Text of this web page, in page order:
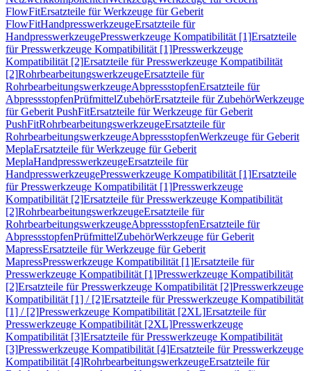
FlowFitErsatzteile für Werkzeuge für Geberit
FlowFitHandpresswerkzeugeErsatzteile für
HandpresswerkzeugePresswerkzeuge Kompatibilität [1]Ersatzteile
für Presswerkzeuge Kompatibilität [1]Presswerkzeuge
Kompatibilität [2]Ersatzteile für Presswerkzeuge Kompatibilität
[2]RohrbearbeitungswerkzeugeErsatzteile für
RohrbearbeitungswerkzeugeAbpressstopfenErsatzteile für
AbpressstopfenPrüfmittelZubehörErsatzteile für ZubehörWerkzeuge
für Geberit PushFitErsatzteile für Werkzeuge für Geberit
PushFitRohrbearbeitungswerkzeugeErsatzteile für
RohrbearbeitungswerkzeugeAbpressstopfenWerkzeuge für Geberit
MeplaErsatzteile für Werkzeuge für Geberit
MeplaHandpresswerkzeugeErsatzteile für
HandpresswerkzeugePresswerkzeuge Kompatibilität [1]Ersatzteile
für Presswerkzeuge Kompatibilität [1]Presswerkzeuge
Kompatibilität [2]Ersatzteile für Presswerkzeuge Kompatibilität
[2]RohrbearbeitungswerkzeugeErsatzteile für
RohrbearbeitungswerkzeugeAbpressstopfenErsatzteile für
AbpressstopfenPrüfmittelZubehörWerkzeuge für Geberit
MapressErsatzteile für Werkzeuge für Geberit
MapressPresswerkzeuge Kompatibilität [1]Ersatzteile für
Presswerkzeuge Kompatibilität [1]Presswerkzeuge Kompatibilität
[2]Ersatzteile für Presswerkzeuge Kompatibilität [2]Presswerkzeuge
Kompatibilität [1] / [2]Ersatzteile für Presswerkzeuge Kompatibilität
[1] / [2]Presswerkzeuge Kompatibilität [2XL]Ersatzteile für
Presswerkzeuge Kompatibilität [2XL]Presswerkzeuge
Kompatibilität [3]Ersatzteile für Presswerkzeuge Kompatibilität
[3]Presswerkzeuge Kompatibilität [4]Ersatzteile für Presswerkzeuge
Kompatibilität [4]RohrbearbeitungswerkzeugeErsatzteile für